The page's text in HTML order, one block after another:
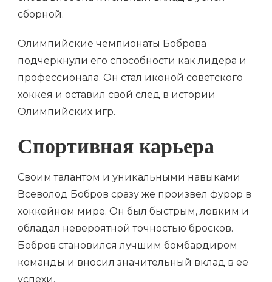
сборной.
Олимпийские чемпионаты Боброва
подчеркнули его способности как лидера и
профессионала. Он стал иконой советского
хоккея и оставил свой след в истории
Олимпийских игр.
Спортивная карьера
Своим талантом и уникальными навыками
Всеволод Бобров сразу же произвел фурор в
хоккейном мире. Он был быстрым, ловким и
обладал невероятной точностью бросков.
Бобров становился лучшим бомбардиром
команды и вносил значительный вклад в ее
успехи.